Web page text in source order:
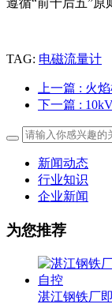
遵循“前十后五”原
TAG: 电磁流量计
上一篇 : 火
下一篇 :
新闻动态
行业知识
企业新闻
为您推荐
湛江钢铁厂